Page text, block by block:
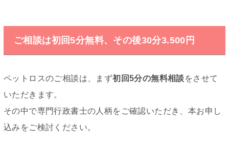
ご相談は初回5分無料、その後30分3.500円
ペットロスのご相談は、まず初回5分の無料相談をさせて
いただきます。
その中で専門行政書士の人柄をご確認いただき、本お申し
込みをご検討ください。